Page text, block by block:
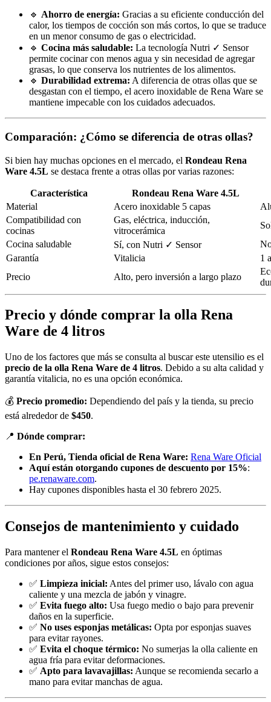
🔹 Ahorro de energía: Gracias a su eficiente conducción del
calor, los tiempos de cocción son más cortos, lo que se traduce
en un menor consumo de gas o electricidad.
🔹 Cocina más saludable: La tecnología Nutri ✓ Sensor
permite cocinar con menos agua y sin necesidad de agregar
grasas, lo que conserva los nutrientes de los alimentos.
🔹 Durabilidad extrema: A diferencia de otras ollas que se
desgastan con el tiempo, el acero inoxidable de Rena Ware se
mantiene impecable con los cuidados adecuados.
Comparación: ¿Cómo se diferencia de otras ollas?
Si bien hay muchas opciones en el mercado, el Rondeau Rena
Ware 4.5L se destaca frente a otras ollas por varias razones:
Característica
Rondeau Rena Ware 4.5L
Material
Acero inoxidable 5 capas
Compatibilidad con
cocinas
Gas, eléctrica, inducción,
vitrocerámica
Cocina saludable
Sí, con Nutri ✓ Sensor
Garantía
Vitalicia
1
Precio
Alto, pero inversión a largo plazo
Precio y dónde comprar la olla Rena
Ware de 4 litros
Uno de los factores que más se consulta al buscar este utensilio es el
precio de la olla Rena Ware de 4 litros. Debido a su alta calidad y
garantía vitalicia, no es una opción económica.
💰 Precio promedio: Dependiendo del país y la tienda, su precio
está alrededor de $450.
📍 Dónde comprar:
En Perú, Tienda oficial de Rena Ware: Rena Ware Oficial
Aquí están otorgando cupones de descuento por 15%:
pe.renaware.com.
Hay cupones disponibles hasta el 30 febrero 2025.
Consejos de mantenimiento y cuidado
Para mantener el Rondeau Rena Ware 4.5L en óptimas
condiciones por años, sigue estos consejos:
✅ Limpieza inicial: Antes del primer uso, lávalo con agua
caliente y una mezcla de jabón y vinagre.
✅ Evita fuego alto: Usa fuego medio o bajo para prevenir
daños en la superficie.
✅ No uses esponjas metálicas: Opta por esponjas suaves
para evitar rayones.
✅ Evita el choque térmico: No sumerjas la olla caliente en
agua fría para evitar deformaciones.
✅ Apto para lavavajillas: Aunque se recomienda secarlo a
mano para evitar manchas de agua.